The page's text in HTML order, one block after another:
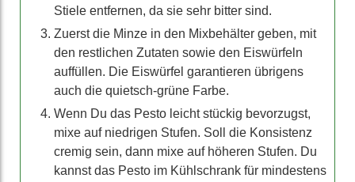
Stiele entfernen, da sie sehr bitter sind.
Zuerst die Minze in den Mixbehälter geben, mit
den restlichen Zutaten sowie den Eiswürfeln
auffüllen. Die Eiswürfel garantieren übrigens
auch die quietsch-grüne Farbe.
Wenn Du das Pesto leicht stückig bevorzugst,
mixe auf niedrigen Stufen. Soll die Konsistenz
cremig sein, dann mixe auf höheren Stufen. Du
kannst das Pesto im Kühlschrank für mindestens